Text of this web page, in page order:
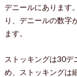
デニールにあります
り、デニールの数字
ます。
ストッキングは30デ
め、ストッキングは